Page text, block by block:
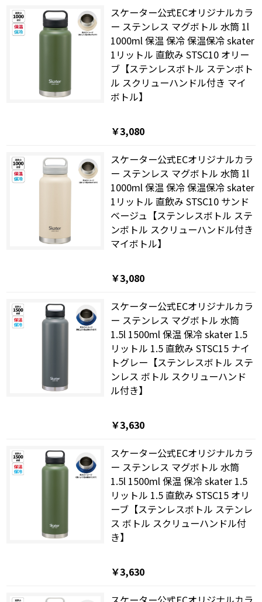
スケーター公式ECオリジナルカラ
ー ステンレス マグボトル 水筒 1l
1000ml 保温 保冷 保温保冷 skater
1リットル 直飲み STSC10 オリー
ブ【ステンレスボトル ステンボト
ル スクリューハンドル付き マイ
ボトル】
￥3,080
スケーター公式ECオリジナルカラ
ー ステンレス マグボトル 水筒 1l
1000ml 保温 保冷 保温保冷 skater
1リットル 直飲み STSC10 サンド
ベージュ【ステンレスボトル ステ
ンボトル スクリューハンドル付き
マイボトル】
￥3,080
スケーター公式ECオリジナルカラ
ー ステンレス マグボトル 水筒
1.5l 1500ml 保温 保冷 skater 1.5
リットル 1.5 直飲み STSC15 ナイ
トグレー【ステンレスボトル ステ
ンレス ボトル スクリューハンド
ル付き】
￥3,630
スケーター公式ECオリジナルカラ
ー ステンレス マグボトル 水筒
1.5l 1500ml 保温 保冷 skater 1.5
リットル 1.5 直飲み STSC15 オリ
ーブ【ステンレスボトル ステンレ
ス ボトル スクリューハンドル付
き】
￥3,630